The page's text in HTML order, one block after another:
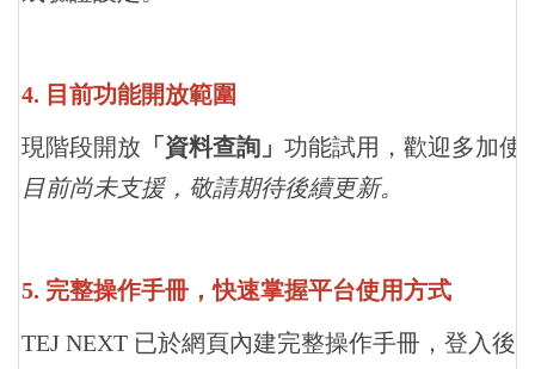
4. 目前功能開放範圍
現階段開放 「資料查詢」 功能試用，歡迎多加使
目前尚未支援，敬請期待後續更新。
5. 完整操作手冊，快速掌握平台使用方式
TEJ NEXT 已於網頁內建完整操作手冊，登入後